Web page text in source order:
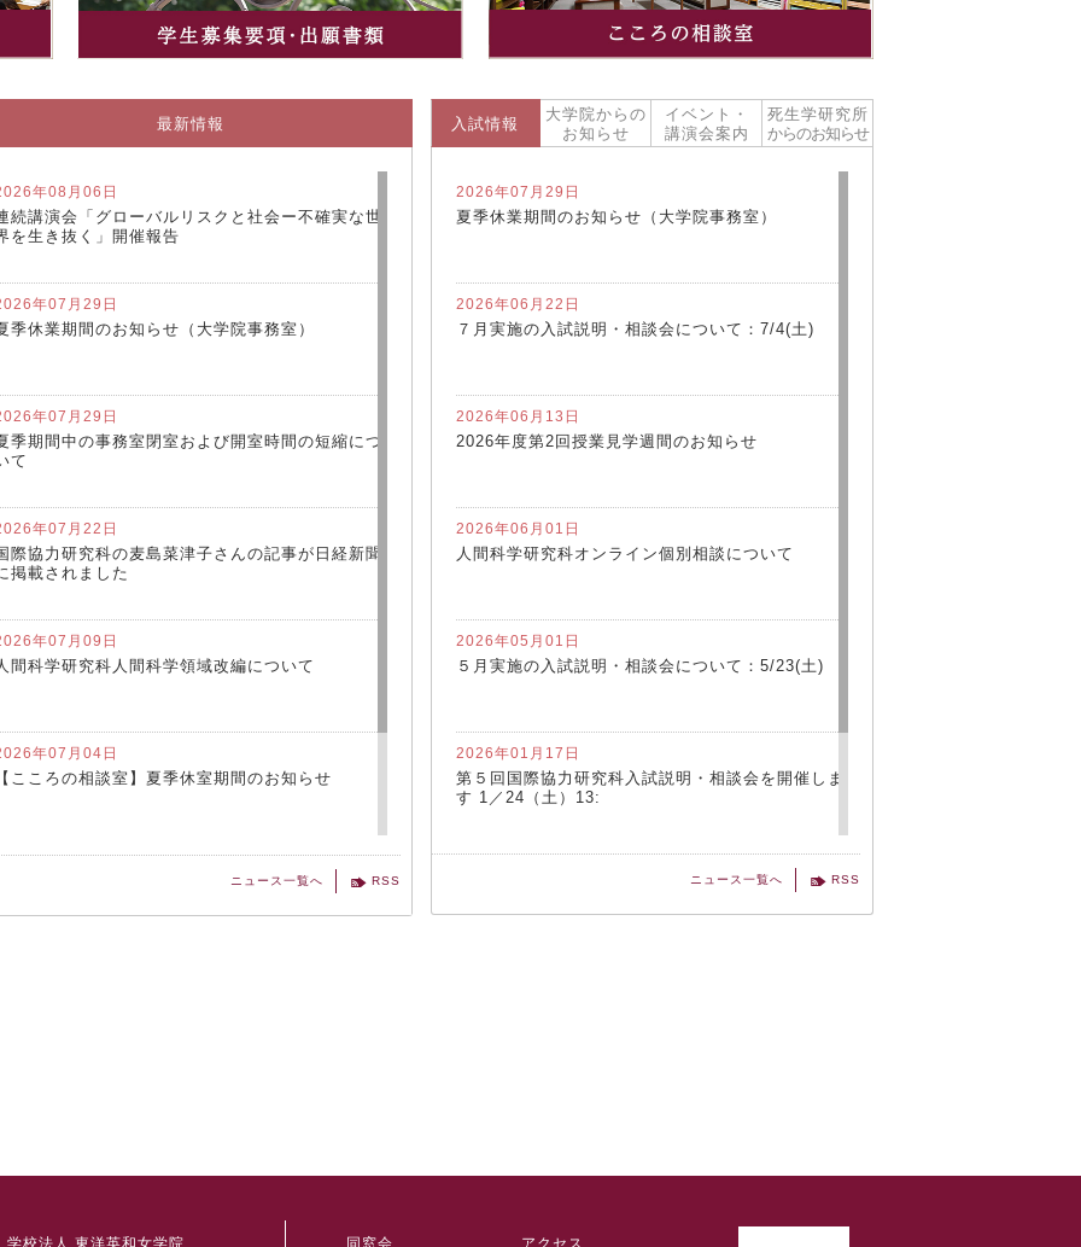
最新情報
年08月06日
続講演会「グローバルリスクと社会ー不確実な世
を生き抜く」開催報告
年07月29日
季休業期間のお知らせ（大学院事務室）
年07月29日
季期間中の事務室閉室および開室時間の短縮につ
て
年07月22日
際協力研究科の麦島菜津子さんの記事が日経新聞
掲載されました
年07月09日
間科学研究科人間科学領域改編について
年07月04日
こころの相談室】夏季休室期間のお知らせ
ニュース一覧へ RSS
入試情報
2026年07月29日
夏季休業期間のお知らせ（大学院事務室）
2026年06月22日
７月実施の入試説明・相談会について：7/4(土)
2026年06月13日
2026年度第2回授業見学週間のお知らせ
2026年06月01日
人間科学研究科オンライン個別相談について
2026年05月01日
５月実施の入試説明・相談会について：5/23(土)
2026年01月17日
第５回国際協力研究科入試説明・相談会を開催しま
す 1／24（土）13:
12月実施の入試説明・相談会について 12/6(土)
ニュース一覧へ RSS
大学院からの
お知らせ
イベント・
講演会案内
死生学研究所
からのお知らせ